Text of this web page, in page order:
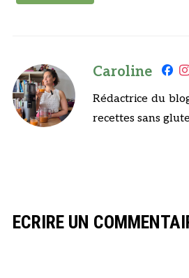
Caroline
Rédactrice du
recettes sans
ECRIRE UN